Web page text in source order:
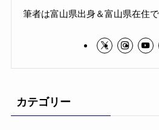
筆者は富山県出身＆富山県在住で
カテゴリー